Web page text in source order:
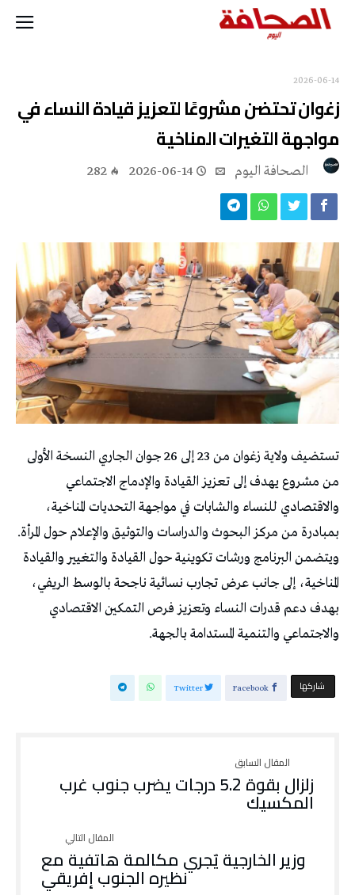
2026-06-14
زغوان تحتضن مشروعًا لتعزيز قيادة النساء في
مواجهة التغيرات المناخية
2026-06-14
282
تستضيف ولاية زغوان من 23 إلى 26 جوان الجاري النسخة الأولى
من مشروع يهدف إلى تعزيز القيادة والإدماج الاجتماعي
والاقتصادي للنساء والشابات في مواجهة التحديات المناخية،
بمبادرة من مركز البحوث والدراسات والتوثيق والإعلام حول المرأة.
ويتضمن البرنامج ورشات تكوينية حول القيادة والتغيير والقيادة
المناخية، إلى جانب عرض تجارب نسائية ناجحة بالوسط الريفي،
بهدف دعم قدرات النساء وتعزيز فرص التمكين الاقتصادي
والاجتماعي والتنمية المستدامة بالجهة.
‫‫ شاركها‬ Facebook
Twitter
زلزال بقوة 5.2 درجات يضرب جنوب غرب
المكسيك
وزير الخارجية يٌجري مكالمة هاتفية مع
نظيره الجنوب إفريقي